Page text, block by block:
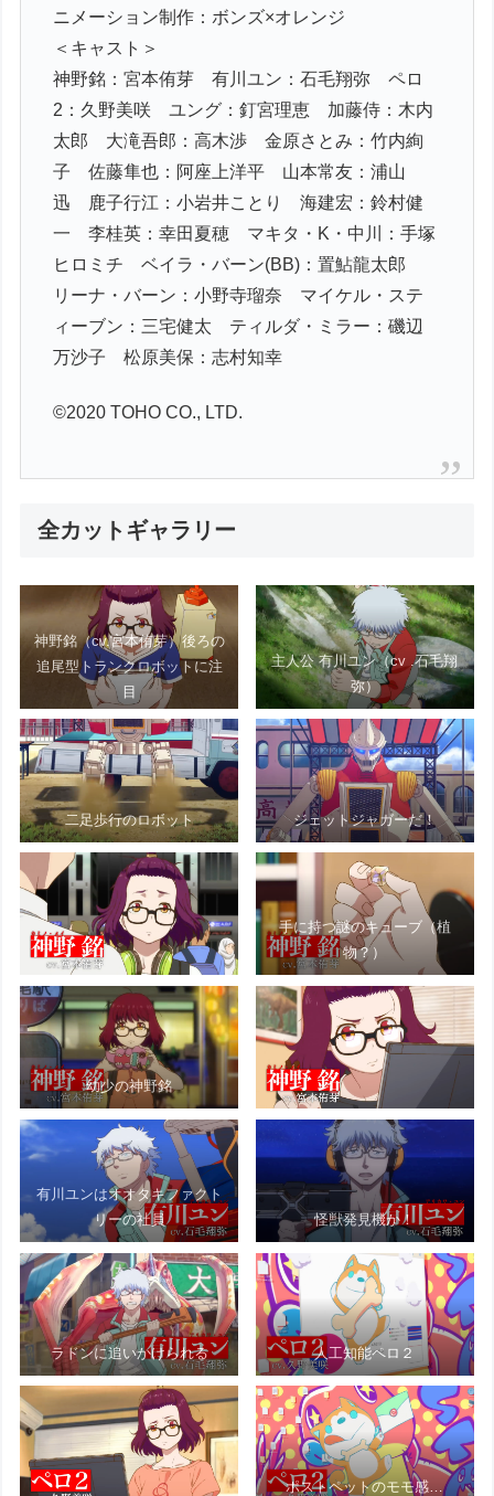
ニメーション制作：ボンズ×オレンジ
＜キャスト＞
神野銘：宮本侑芽 有川ユン：石毛翔弥 ペロ
2：久野美咲 ユング：釘宮理恵 加藤侍：木内
太郎 大滝吾郎：高木渉 金原さとみ：竹内絢
子 佐藤隼也：阿座上洋平 山本常友：浦山
迅 鹿子行江：小岩井ことり 海建宏：鈴村健
一 李桂英：幸田夏穂 マキタ・K・中川：手塚
ヒロミチ ベイラ・バーン(BB)：置鮎龍太郎
リーナ・バーン：小野寺瑠奈 マイケル・ステ
ィーブン：三宅健太 ティルダ・ミラー：磯辺
万沙子 松原美保：志村知幸
©2020 TOHO CO., LTD.
全カットギャラリー
神野銘（cv.宮本侑芽）後ろの
追尾型トランクロボットに注
目
主人公 有川ユン（cv .石毛翔
弥）
二足歩行のロボット ジェットジャガーだ！
手に持つ謎のキューブ（植
物？）
幼少の神野銘
有川ユンはオオタキファクト
リーの社員
怪獣発見機か！
ラドンに追いかけられる 人工知能ペロ２
ポストペットのモモ感…